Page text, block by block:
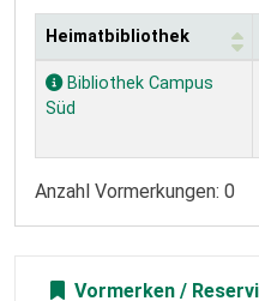
Exemplare
Heimatbibliothek
Bibliothek Campus
Süd
Anzahl Vormerkungen: 0
Vormerken